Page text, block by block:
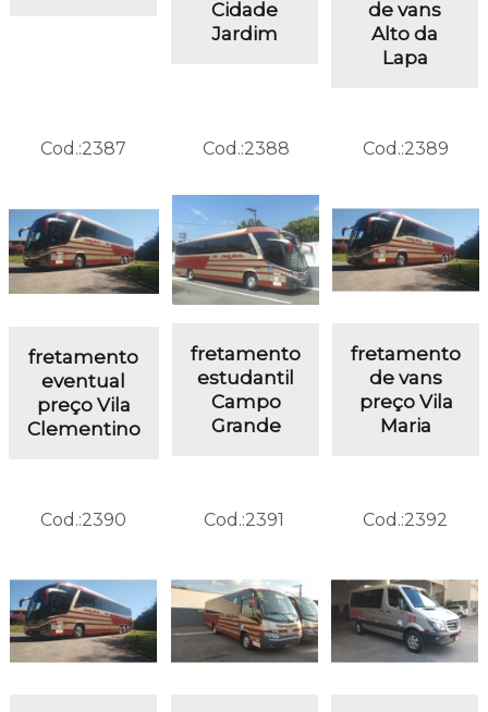
Cidade
Jardim
de vans
Alto da
Lapa
Cod.:2387
fretamento
eventual
preço Vila
Clementino
Cod.:2388
fretamento
estudantil
Campo
Grande
Cod.:2389
fretamento
de vans
preço Vila
Maria
Cod.:2390 Cod.:2391 Cod.:2392